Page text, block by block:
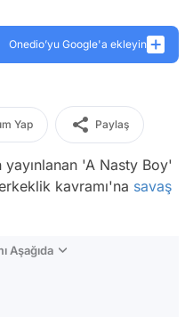
Onedio’yu Google'a ekleyin
Yap Paylaş
'A Nasty Boy'
kavramı'na savaş
Aşağıda